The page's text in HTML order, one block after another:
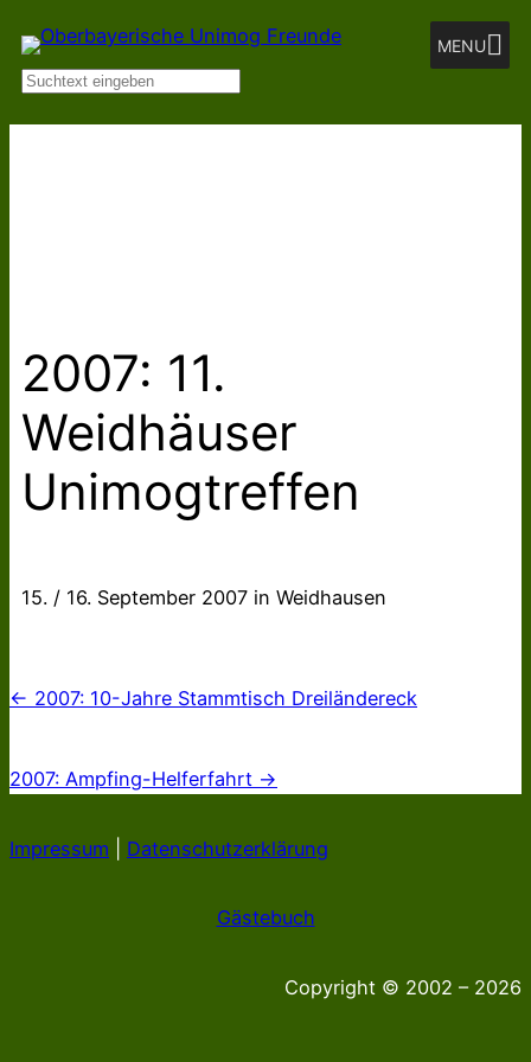
Zum
Inhalt
springen
MENU
Suchen
2007: 11.
Weidhäuser
Unimogtreffen
15. / 16. September 2007 in Weidhausen
← 2007: 10-Jahre Stammtisch Dreiländereck
2007: Ampfing-Helferfahrt →
Impressum Datenschutzerklärung
Gästebuch
Copyright © 2002 – 2026